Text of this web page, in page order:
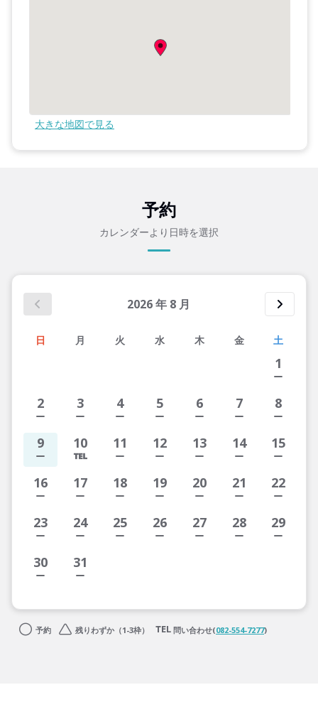
大きな地図で見る
予約
カレンダーより日時を選択
2026年 8月
日 月 火 水 木 金 土
1
2 3 4 5 6 7 8
9 10 11 12 13 14 15
16 17 18 19 20 21 22
23 24 25 26 27 28 29
30 31
予約 残りわずか（1-3枠） 問い合わせ(082-554-7277)